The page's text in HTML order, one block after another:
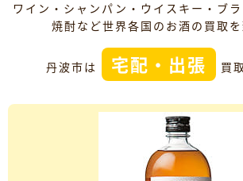
ワイン・シャンパン・ウイスキー・ブ
焼酎など世界各国のお酒の買取を
丹波市は 宅配・出張 買